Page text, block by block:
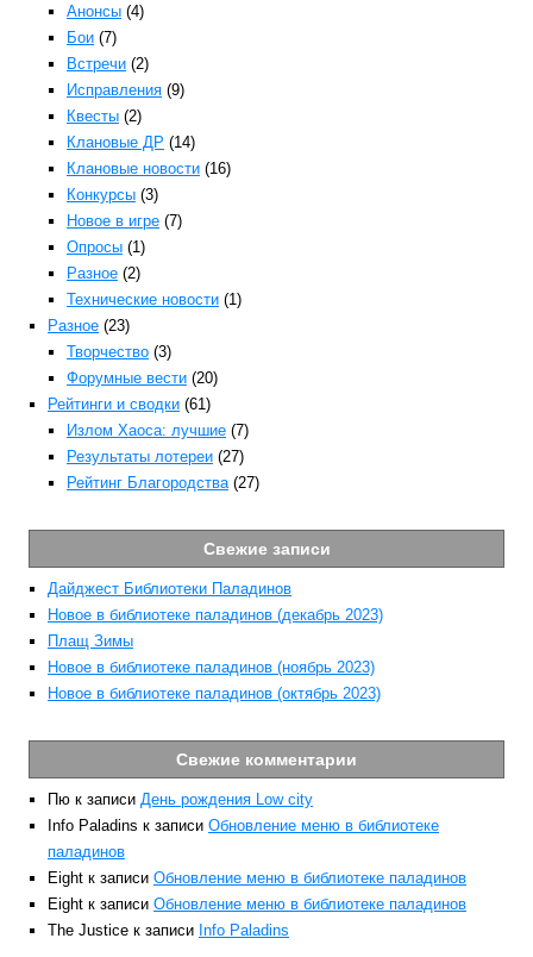
Анонсы (4)
Бои (7)
Встречи (2)
Исправления (9)
Квесты (2)
Клановые ДР (14)
Клановые новости (16)
Конкурсы (3)
Новое в игре (7)
Опросы (1)
Разное (2)
Технические новости (1)
Разное (23)
Творчество (3)
Форумные вести (20)
Рейтинги и сводки (61)
Излом Хаоса: лучшие (7)
Результаты лотереи (27)
Рейтинг Благородства(27)
Свежие записи
Дайджест Библиотеки Паладинов
Новое в библиотеке паладинов (декабрь 2023)
Плащ Зимы
Новое в библиотеке паладинов (ноябрь 2023)
Новое в библиотеке паладинов (октябрь 2023)
Свежие комментарии
Пю к записи День рождения Low city
Info Paladins к записи Обновление меню в библиотеке
паладинов
Eight к записи Обновление меню в библиотеке паладинов
Eight к записи Обновление меню в библиотеке паладинов
The Justice к записи Info Paladins